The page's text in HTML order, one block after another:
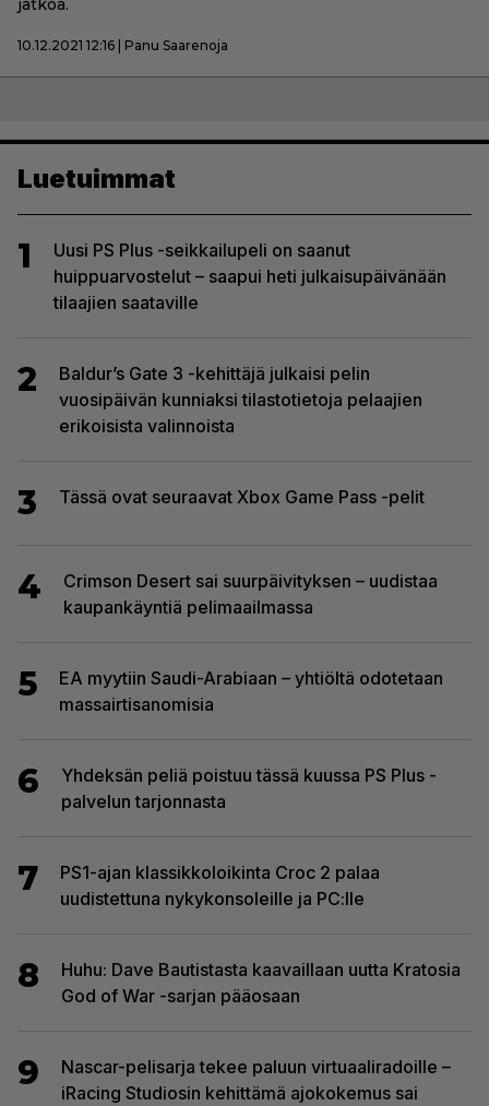
jatkoa.
10.12.2021 12:16 | Panu Saarenoja
Luetuimmat
1
Uusi PS Plus -seikkailupeli on saanut
huippuarvostelut – saapui heti julkaisupäivänään
tilaajien saataville
2
Baldur’s Gate 3 -kehittäjä julkaisi pelin
vuosipäivän kunniaksi tilastotietoja pelaajien
erikoisista valinnoista
3 Tässä ovat seuraavat Xbox Game Pass -pelit
4
Crimson Desert sai suurpäivityksen – uudistaa
kaupankäyntiä pelimaailmassa
5
EA myytiin Saudi-Arabiaan – yhtiöltä odotetaan
massairtisanomisia
6
Yhdeksän peliä poistuu tässä kuussa PS Plus -
palvelun tarjonnasta
7
PS1-ajan klassikkoloikinta Croc 2 palaa
uudistettuna nykykonsoleille ja PC:lle
8
Huhu: Dave Bautistasta kaavaillaan uutta Kratosia
God of War -sarjan pääosaan
9
Nascar-pelisarja tekee paluun virtuaaliradoille –
iRacing Studiosin kehittämä ajokokemus sai